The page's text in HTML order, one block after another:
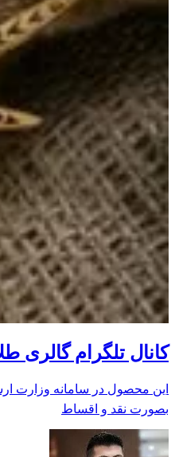
کانال تلگرام گالری
بصورت نقد و اقساط